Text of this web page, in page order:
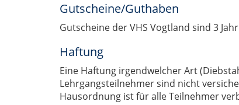
Gutscheine/Guthaben
Gutscheine der VHS Vogtland sind 3
Haftung
Eine Haftung irgendwelcher Art
Lehrgangsteilnehmer sind nicht
Hausordnung ist für alle Teilnehmer